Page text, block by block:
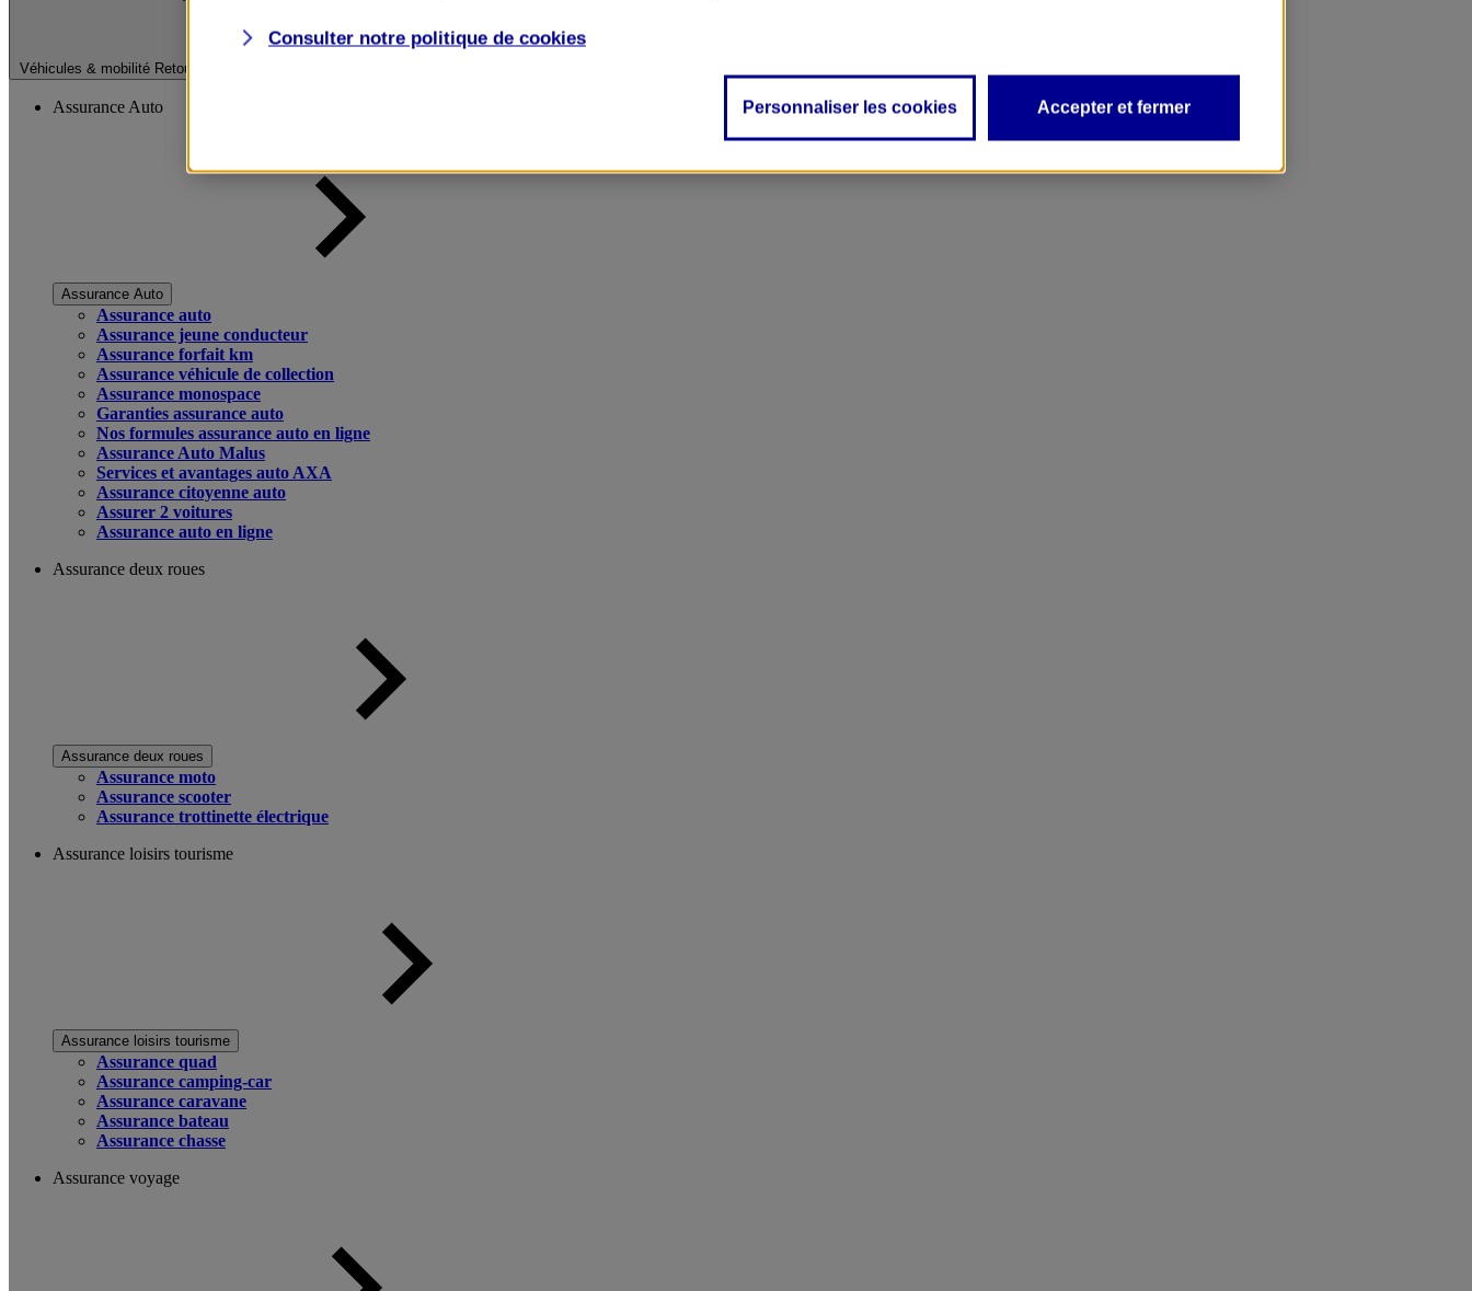
Véhicules & mobilité Retour à la section précédente
Fermer le menu principal
Assurance Auto
Assurance Auto
Assurance auto
Assurance jeune conducteur
Assurance forfait km
Assurance véhicule de collection
Assurance monospace
Garanties assurance auto
Nos formules assurance auto en ligne
Assurance Auto Malus
Services et avantages auto AXA
Assurance citoyenne auto
Assurer 2 voitures
Assurance auto en ligne
Assurance deux roues
Assurance deux roues
Assurance moto
Assurance scooter
Assurance trottinette électrique
Assurance loisirs tourisme
Assurance loisirs tourisme
Assurance quad
Assurance camping-car
Assurance caravane
Assurance bateau
Assurance chasse
Assurance voyage
Consulter notre politique de cookies
Personnaliser les cookies Accepter et fermer